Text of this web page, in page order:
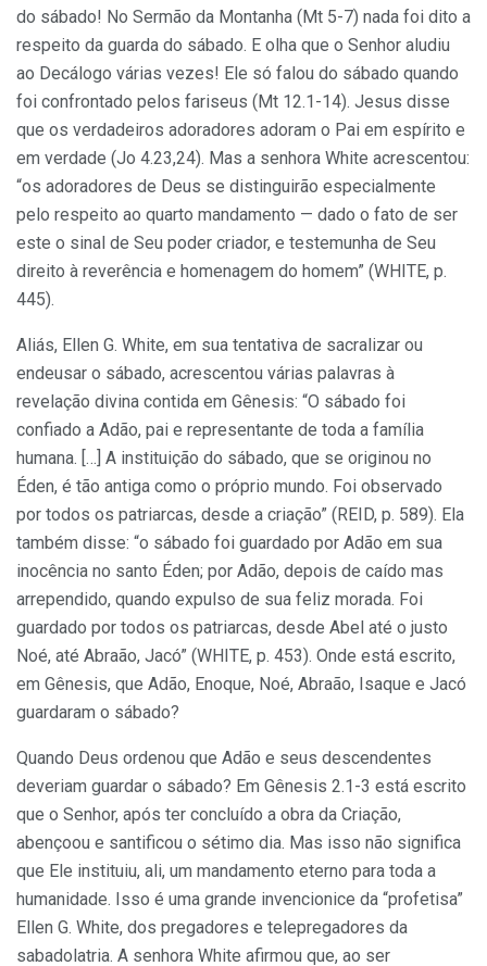
do sábado! No Sermão da Montanha (Mt 5-7) nada foi dito a
respeito da guarda do sábado. E olha que o Senhor aludiu
ao Decálogo várias vezes! Ele só falou do sábado quando
foi confrontado pelos fariseus (Mt 12.1-14). Jesus disse
que os verdadeiros adoradores adoram o Pai em espírito e
em verdade (Jo 4.23,24). Mas a senhora White acrescentou:
“os adoradores de Deus se distinguirão especialmente
pelo respeito ao quarto mandamento — dado o fato de ser
este o sinal de Seu poder criador, e testemunha de Seu
direito à reverência e homenagem do homem” (WHITE, p.
445).
Aliás, Ellen G. White, em sua tentativa de sacralizar ou
endeusar o sábado, acrescentou várias palavras à
revelação divina contida em Gênesis: “O sábado foi
confiado a Adão, pai e representante de toda a família
humana. […] A instituição do sábado, que se originou no
Éden, é tão antiga como o próprio mundo. Foi observado
por todos os patriarcas, desde a criação” (REID, p. 589). Ela
também disse: “o sábado foi guardado por Adão em sua
inocência no santo Éden; por Adão, depois de caído mas
arrependido, quando expulso de sua feliz morada. Foi
guardado por todos os patriarcas, desde Abel até o justo
Noé, até Abraão, Jacó” (WHITE, p. 453). Onde está escrito,
em Gênesis, que Adão, Enoque, Noé, Abraão, Isaque e Jacó
guardaram o sábado?
Quando Deus ordenou que Adão e seus descendentes
deveriam guardar o sábado? Em Gênesis 2.1-3 está escrito
que o Senhor, após ter concluído a obra da Criação,
abençoou e santificou o sétimo dia. Mas isso não significa
que Ele instituiu, ali, um mandamento eterno para toda a
humanidade. Isso é uma grande invencionice da “profetisa”
Ellen G. White, dos pregadores e telepregadores da
sabadolatria. A senhora White afirmou que, ao ser